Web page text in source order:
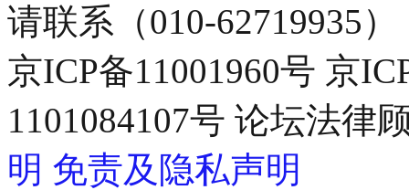
请联系（010-62719935）
京ICP备11001960号 京
1101084107号 论坛法律
明 免责及隐私声明